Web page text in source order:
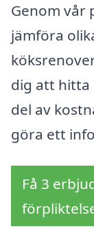
Genom vår
jämföra
dig att hitta
del av
göra ett
Få 3